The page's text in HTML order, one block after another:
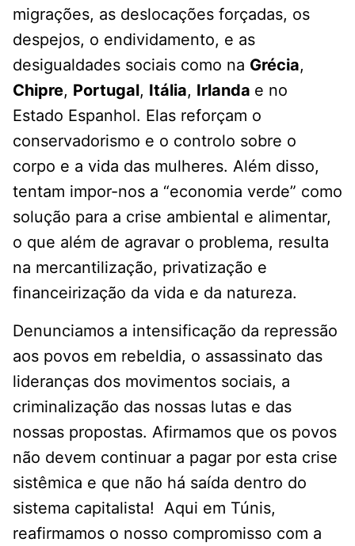
migrações, as deslocações forçadas, os
despejos, o endividamento, e as
desigualdades sociais como na Grécia,
Chipre, Portugal, Itália, Irlanda e no
Estado Espanhol. Elas reforçam o
conservadorismo e o controlo sobre o
corpo e a vida das mulheres. Além disso,
tentam impor-nos a “economia verde” como
solução para a crise ambiental e alimentar,
o que além de agravar o problema, resulta
na mercantilização, privatização e
financeirização da vida e da natureza.
Denunciamos a intensificação da repressão
aos povos em rebeldia, o assassinato das
lideranças dos movimentos sociais, a
criminalização das nossas lutas e das
nossas propostas. Afirmamos que os povos
não devem continuar a pagar por esta crise
sistêmica e que não há saída dentro do
sistema capitalista! Aqui em Túnis,
reafirmamos o nosso compromisso com a